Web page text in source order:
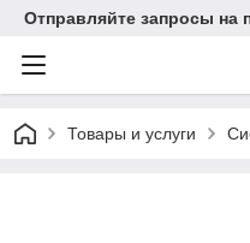
Отправляйте запросы на
Товары и услуги